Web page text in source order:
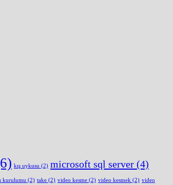
kış uykusu (2) microsoft sql server (4)
kurulumu (2) take (2) video kesme (2) video kesmek (2) video